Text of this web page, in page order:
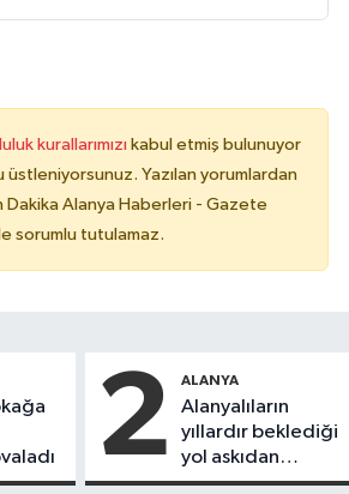
kurallarımızı kabul etmiş bulunuyor
üstleniyorsunuz. Yazılan yorumlardan
Dakika Alanya Haberleri - Gazete
sorumlu tutulamaz.
2 ALANYA
Alanyalıların
yıllardır beklediği
yol askıdan
döndü